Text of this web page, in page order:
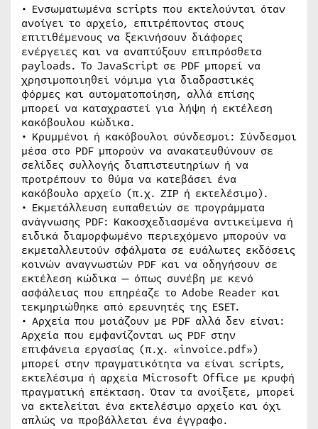
• Ενσωματωμένα scripts που εκτελούνται όταν
ανοίγει το αρχείο, επιτρέποντας στους
επιτιθέμενους να ξεκινήσουν διάφορες
ενέργειες και να αναπτύξουν επιπρόσθετα
payloads. Το JavaScript σε PDF μπορεί να
χρησιμοποιηθεί νόμιμα για διαδραστικές
φόρμες και αυτοματοποίηση, αλλά επίσης
μπορεί να καταχραστεί για λήψη ή εκτέλεση
κακόβουλου κώδικα.
• Κρυμμένοι ή κακόβουλοι σύνδεσμοι: Σύνδεσμοι
μέσα στο PDF μπορούν να ανακατευθύνουν σε
σελίδες συλλογής διαπιστευτηρίων ή να
προτρέπουν το θύμα να κατεβάσει ένα
κακόβουλο αρχείο (π.χ. ZIP ή εκτελέσιμο).
• Εκμετάλλευση ευπαθειών σε προγράμματα
ανάγνωσης PDF: Κακοσχεδιασμένα αντικείμενα ή
ειδικά διαμορφωμένο περιεχόμενο μπορούν να
εκμεταλλευτούν σφάλματα σε ευάλωτες εκδόσεις
κοινών αναγνωστών PDF και να οδηγήσουν σε
εκτέλεση κώδικα — όπως συνέβη με κενό
ασφάλειας που επηρέαζε το Adobe Reader και
τεκμηριώθηκε από ερευνητές της ESET.
• Αρχεία που μοιάζουν με PDF αλλά δεν είναι:
Αρχεία που εμφανίζονται ως PDF στην
επιφάνεια εργασίας (π.χ. «invoice.pdf»)
μπορεί στην πραγματικότητα να είναι scripts,
εκτελέσιμα ή αρχεία Microsoft Office με κρυφή
πραγματική επέκταση. Όταν τα ανοίξετε, μπορεί
να εκτελείται ένα εκτελέσιμο αρχείο και όχι
απλώς να προβάλλεται ένα έγγραφο.